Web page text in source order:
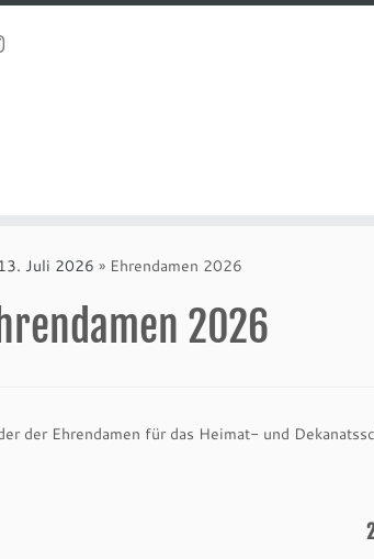
Juli 2026 » Ehrendamen 2026
2026
der Ehrendamen für das Heimat- und